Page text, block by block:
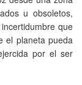
u obsoletos,
que
el planeta pueda
por el ser